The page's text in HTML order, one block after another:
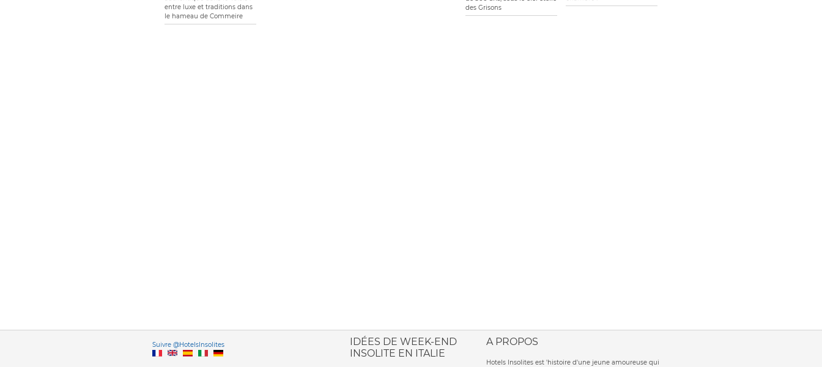
entre luxe et traditions dans
le hameau de Commeire
des Grisons
Suivre @HotelsInsolitesVersione italiana
IDÉES DE WEEK-END
INSOLITE EN ITALIE
A PROPOS
Hotels Insolites est 'histoire d'une jeune amoureuse qui